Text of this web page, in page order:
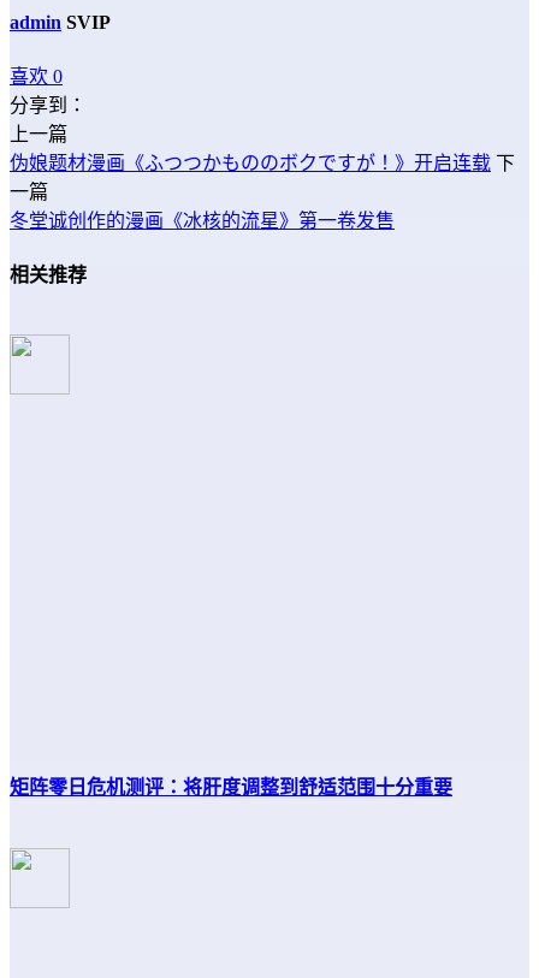
admin SVIP
喜欢 0
分享到：
上一篇
伪娘题材漫画《ふつつかもののボクですが！》开启连载 下
一篇
冬堂诚创作的漫画《冰核的流星》第一卷发售
相关推荐
矩阵零日危机测评：将肝度调整到舒适范围十分重要